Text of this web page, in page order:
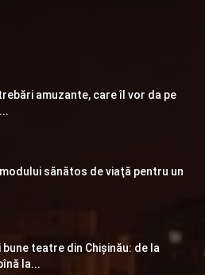
amuzante, care îl vor da pe
sănătos de viaţă pentru un
bune teatre din Chişinău: de la
la...